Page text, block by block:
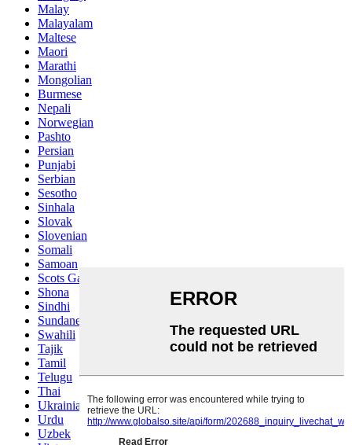
Malay
Malayalam
Maltese
Maori
Marathi
Mongolian
Burmese
Nepali
Norwegian
Pashto
Persian
Punjabi
Serbian
Sesotho
Sinhala
Slovak
Slovenian
Somali
Samoan
Scots Gaelic
Shona
Sindhi
Sundanese
Swahili
Tajik
Tamil
Telugu
Thai
Ukrainian
Urdu
Uzbek